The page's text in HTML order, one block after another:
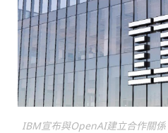
IBM宣布與OpenAI建立合作關